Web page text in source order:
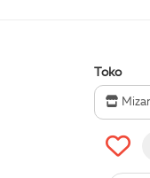
Toko